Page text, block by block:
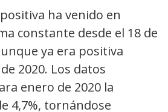
ha venido en
constante desde el 18 de
ya era positiva
2020. Los datos
enero de 2020 la
4,7%, tornándose